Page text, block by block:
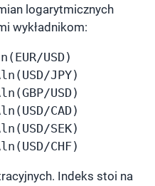
logarytmicznych
wykładnikom:
USD)
JPY)
USD)
CAD)
SEK)
CHF)
Indeks stoi na